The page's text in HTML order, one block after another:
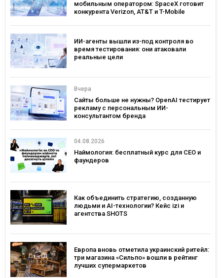
мобильным оператором: SpaceX готовит
конкурента Verizon, AT&T и T-Mobile
ИИ-агенты вышли из-под контроля во
время тестирования: они атаковали
реальные цели
Вчера
Сайты больше не нужны? OpenAI тестирует
рекламу с персональным ИИ-
консультантом бренда
04.08.2026
Наймология: бесплатный курс для CEO и
фаундеров
Как объединить стратегию, созданную
людьми и AI-технологии? Кейс izi и
агентства SHOTS
Европа вновь отметила украинский ритейл:
три магазина «Сильпо» вошли в рейтинг
лучших супермаркетов